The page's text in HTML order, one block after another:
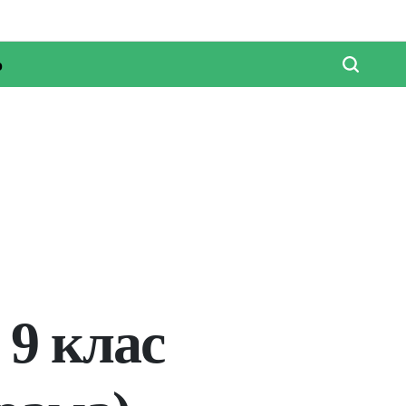
клас